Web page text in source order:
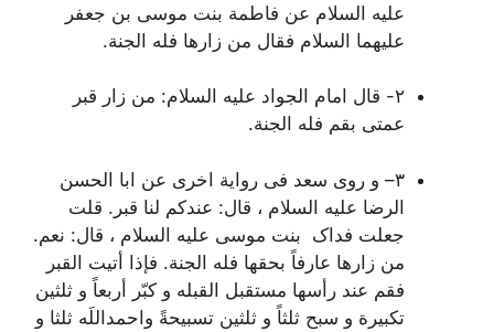
علیه السلام عن فاطمة بنت موسی بن جعفر
علیهما السلام فقال من زارها فله الجنة.
٢- قال امام الجواد علیه السلام: من زار قبر
عمتی بقم فله الجنة.
٣– و روی سعد فی روایة اخری عن ابا الحسن
الرضا علیه السلام ، قال: عندکم لنا قبر. قلت
جعلت فداک بنت موسی علیه السلام ، قال: نعم.
من زارها عارفاً بحقها فله الجنة. فإذا أتیت القبر
فقم عند رأسها مستقبل القبله و کبّر أربعاً و ثلثین
تکبیرة و سبح ثلثاً و ثلثین تسبیحةً واحمداللَه ثلثا و